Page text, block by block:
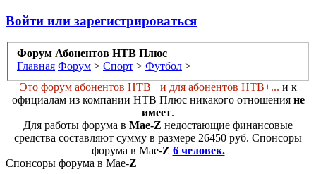
Войти или зарегистрироваться
Форум Абонентов НТВ Плюс
Главная Форум > Спорт > Футбол >
Это форум абонентов НТВ+ и для абонентов НТВ+... и к
официалам из компании НТВ Плюс никакого отношения не
имеет.
Для работы форума в Мае-Z недостающие финансовые
средства составляют сумму в размере 26450 руб. Cпонсоры
форума в Мае-Z 6 человек.
Спонсоры форума в Мае-Z